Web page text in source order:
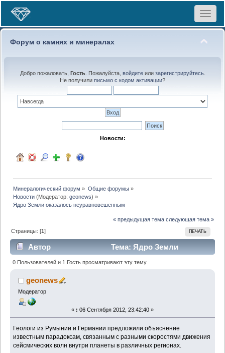
Toggle
Форум о камнях и минералах
Добро пожаловать, Гость. Пожалуйста, войдитеили зарегистрируйтесь.
Не получили письмо с кодом активации?
Новости:
Минералогический форум » Общие форумы»
Новости (Модератор:geonews) »
Ядро Земли оказалось неуравновешенным
« предыдущая тема следующая тема »
ПЕЧАТЬ
Страницы: [1]
Автор
Тема: Ядро Земли
оказалось неуравновешенным (Прочитано 1726
раз)
0 Пользователей и 1 Гость просматривают эту тему.
geonews
Модератор
« : 06 Сентября 2012, 23:42:40 »
Геологи из Румынии и Германии предложили объяснение
известным парадоксам, связанным с разными скоростями движения
сейсмических волн внутри планеты в различных регионах.